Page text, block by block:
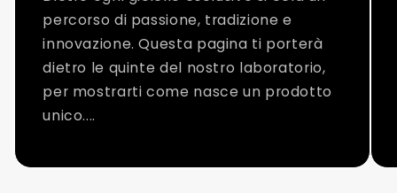
percorso di passione, tradizione e
innovazione. Questa pagina ti porterà
dietro le quinte del nostro laboratorio,
per mostrarti come nasce un prodotto
unico....